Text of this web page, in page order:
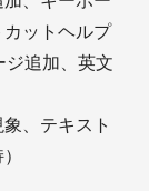
カットヘルプ
ジ追加、英文
、テキスト